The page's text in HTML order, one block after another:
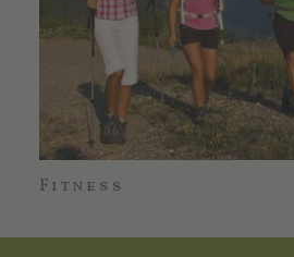
Fitness